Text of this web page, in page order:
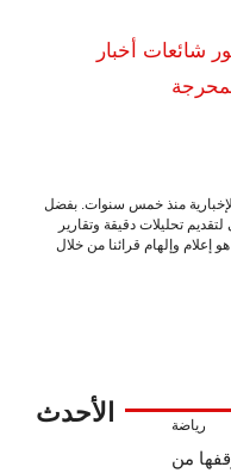
شائعات أخبار
منذ خمس سنوات. بفضل
تحليلات دقيقة وتقارير
وإلهام قرائنا من خلال
الأحدث رياضة
من